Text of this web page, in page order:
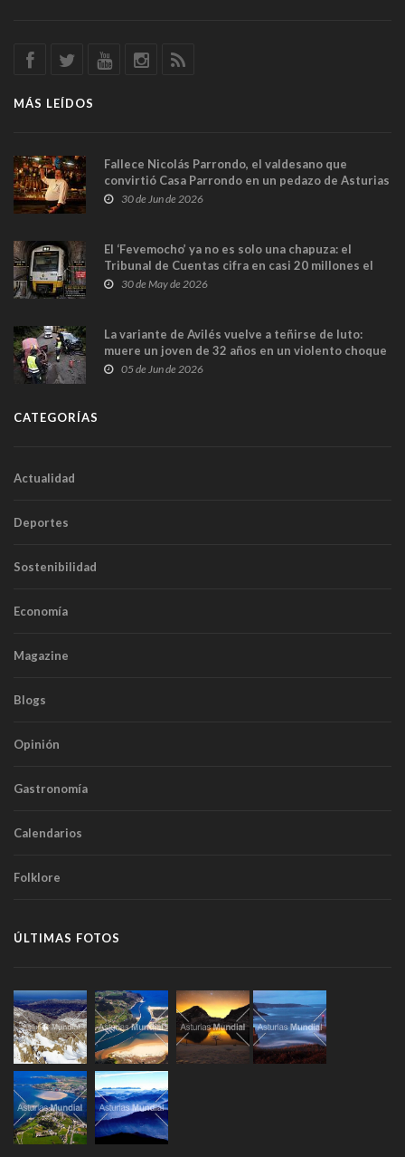
MÁS LEÍDOS
Fallece Nicolás Parrondo, el valdesano que
convirtió Casa Parrondo en un pedazo de Asturias
en Madrid
30 de Jun de 2026
El ‘Fevemocho’ ya no es solo una chapuza: el
Tribunal de Cuentas cifra en casi 20 millones el
sobrecoste de los trenes que no cabían por los
30 de May de 2026
La variante de Avilés vuelve a teñirse de luto:
muere un joven de 32 años en un violento choque
frontal
05 de Jun de 2026
CATEGORÍAS
Actualidad
Deportes
Sostenibilidad
Economía
Magazine
Blogs
Opinión
Gastronomía
Calendarios
Folklore
ÚLTIMAS FOTOS